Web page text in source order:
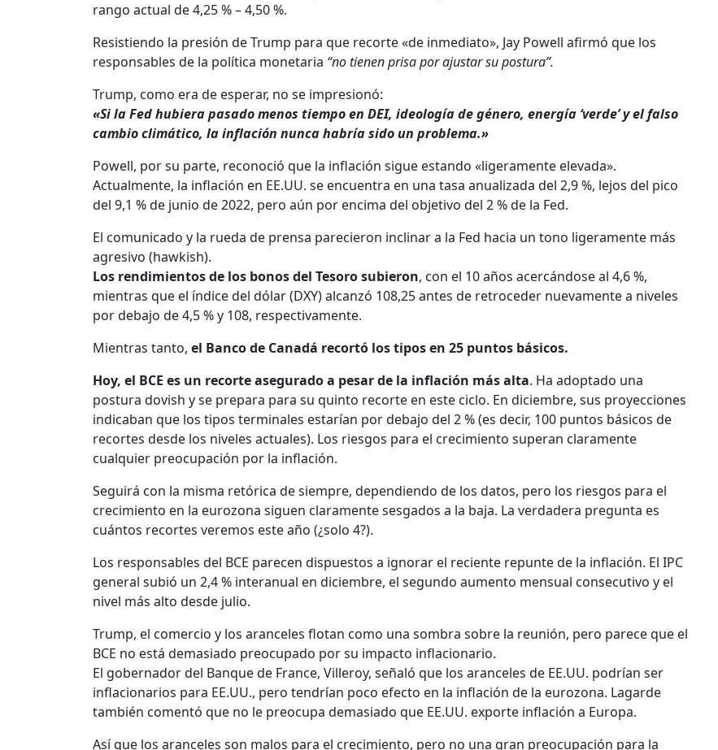
rango actual de 4,25 % – 4,50 %.
Resistiendo la presión de Trump para que recorte «de inmediato», Jay Powell afirmó que los
responsables de la política monetaria “no tienen prisa por ajustar su postura”.
Trump, como era de esperar, no se impresionó:
«Si la Fed hubiera pasado menos tiempo en DEI, ideología de género, energía ‘verde’ y el falso
cambio climático, la inflación nunca habría sido un problema.»
Powell, por su parte, reconoció que la inflación sigue estando «ligeramente elevada».
Actualmente, la inflación en EE.UU. se encuentra en una tasa anualizada del 2,9 %, lejos del pico
del 9,1 % de junio de 2022, pero aún por encima del objetivo del 2 % de la Fed.
El comunicado y la rueda de prensa parecieron inclinar a la Fed hacia un tono ligeramente más
agresivo (hawkish).
Los rendimientos de los bonos del Tesoro subieron, con el 10 años acercándose al 4,6 %,
mientras que el índice del dólar (DXY) alcanzó 108,25 antes de retroceder nuevamente a niveles
por debajo de 4,5 % y 108, respectivamente.
Mientras tanto, el Banco de Canadá recortó los tipos en 25 puntos básicos.
Hoy, el BCE es un recorte asegurado a pesar de la inflación más alta. Ha adoptado una
postura dovish y se prepara para su quinto recorte en este ciclo. En diciembre, sus proyecciones
indicaban que los tipos terminales estarían por debajo del 2 % (es decir, 100 puntos básicos de
recortes desde los niveles actuales). Los riesgos para el crecimiento superan claramente
cualquier preocupación por la inflación.
Seguirá con la misma retórica de siempre, dependiendo de los datos, pero los riesgos para el
crecimiento en la eurozona siguen claramente sesgados a la baja. La verdadera pregunta es
cuántos recortes veremos este año (¿solo 4?).
Los responsables del BCE parecen dispuestos a ignorar el reciente repunte de la inflación. El IPC
general subió un 2,4 % interanual en diciembre, el segundo aumento mensual consecutivo y el
nivel más alto desde julio.
Trump, el comercio y los aranceles flotan como una sombra sobre la reunión, pero parece que el
BCE no está demasiado preocupado por su impacto inflacionario.
El gobernador del Banque de France, Villeroy, señaló que los aranceles de EE.UU. podrían ser
inflacionarios para EE.UU., pero tendrían poco efecto en la inflación de la eurozona. Lagarde
también comentó que no le preocupa demasiado que EE.UU. exporte inflación a Europa.
Así que los aranceles son malos para el crecimiento, pero no una gran preocupación para la